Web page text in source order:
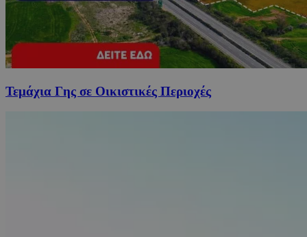
Τεμάχια Γης σε Οικιστικές Περιοχές